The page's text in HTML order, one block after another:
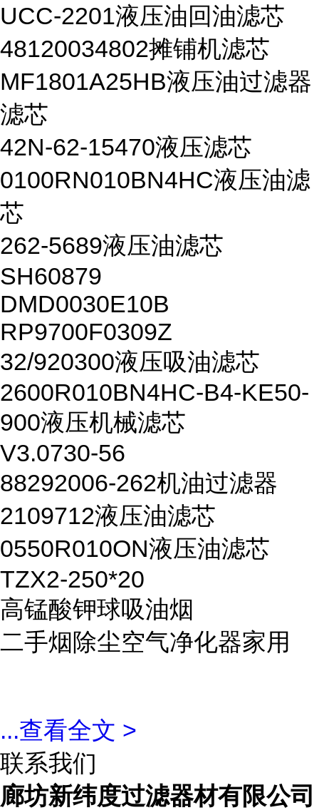
UCC-2201液压油回油滤芯
48120034802摊铺机滤芯
MF1801A25HB液压油过滤器
滤芯
42N-62-15470液压滤芯
0100RN010BN4HC液压油滤
芯
262-5689液压油滤芯
SH60879
DMD0030E10B
RP9700F0309Z
32/920300液压吸油滤芯
2600R010BN4HC-B4-KE50-
900液压机械滤芯
V3.0730-56
88292006-262机油过滤器
2109712液压油滤芯
0550R010ON液压油滤芯
TZX2-250*20
高锰酸钾球吸油烟
二手烟除尘空气净化器家用
...查看全文 >
联系我们
廊坊新纬度过滤器材有限公司